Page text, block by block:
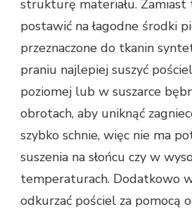
strukturę materiału.
postawić na łagodne środki
przeznaczone do tkanin
praniu najlepiej suszyć
poziomej lub w suszarce
obrotach, aby uniknąć
szybko schnie, więc nie ma
suszenia na słońcu czy w
temperaturach. Dodatkowo
odkurzać pościel za pomocą